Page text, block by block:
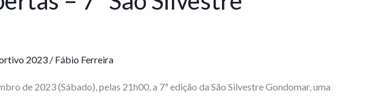
2023 / Fábio Ferreira
de 2023 (Sábado), pelas 21h00, a 7ª edição da São Silvestre Gondomar, uma